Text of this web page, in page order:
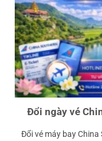
Đổi ngày vé
Đổi vé máy bay China